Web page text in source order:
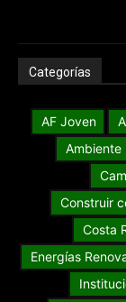
Categorías
AF Joven
Ambiente
Construir
Costa
Energías